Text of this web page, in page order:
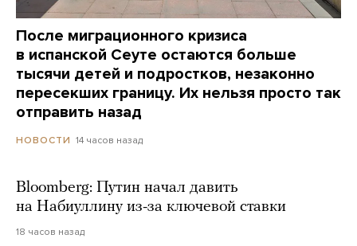
После миграционного кризиса
в испанской Сеуте остаются больше
тысячи детей и подростков, незаконно
пересекших границу. Их нельзя просто так
отправить назад
НОВОСТИ 14 часов назад
Bloomberg: Путин начал давить
на Набиуллину из-за ключевой ставки
18 часов назад